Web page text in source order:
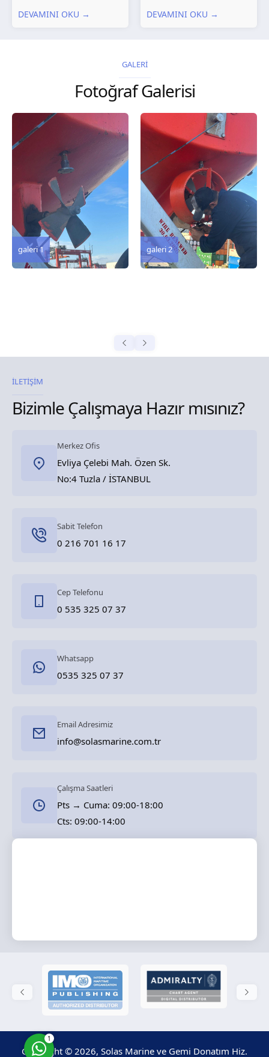
PUBLICATIONS New
remarks 127 Korea
DEVAMINI OKU →
PUBLICATIONS New
2026 Chart
Title, limits and other
remarks 67 Gulf of...
DEVAMINI OKU →
GALERİ
Fotoğraf Galerisi
galeri 2
galeri 3
İLETİŞİM
Bizimle Çalışmaya Hazır mısınız?
Merkez Ofis
Evliya Çelebi Mah. Özen Sk.
No:4 Tuzla / İSTANBUL
Sabit Telefon
0 216 701 16 17
Cep Telefonu
0 535 325 07 37
Whatsapp
0535 325 07 37
Email Adresimiz
info@solasmarine.com.tr
Çalışma Saatleri
Pts → Cuma: 09:00-18:00
Cts: 09:00-14:00
Copyright © 2026, Solas Marine ve Gemi Donatım Hiz.
Cevap Yaz
1